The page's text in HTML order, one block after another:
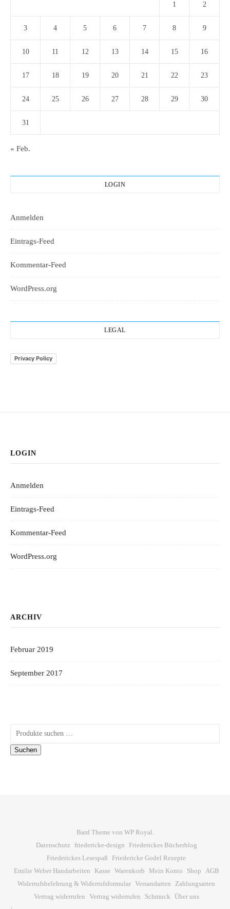
1 2
3 4 5 6 7 8 9
10 11 12 13 14 15 16
17 18 19 20 21 22 23
24 25 26 27 28 29 30
31
« Feb.
LOGIN
Anmelden
Eintrags-Feed
Kommentar-Feed
WordPress.org
LEGAL
Privacy Policy
LOGIN
Anmelden
Eintrags-Feed
Kommentar-Feed
WordPress.org
ARCHIV
Februar 2019
September 2017
Suchen nach:
Suchen
Bard Theme von WP Royal.
Datenschutz
friedericke-design
Friederickes Bücherblog
Friederickes Lesespaß
Friedericke Godel Rezepte
Emilie Weber Handarbeiten
Kasse Warenkorb Mein Konto Shop AGB
Widerrufsbelehrung & Widerrufsformular Versandarten Zahlungsarten
Vertrag widerrufen Vertrag widerrufen Schmuck Über uns